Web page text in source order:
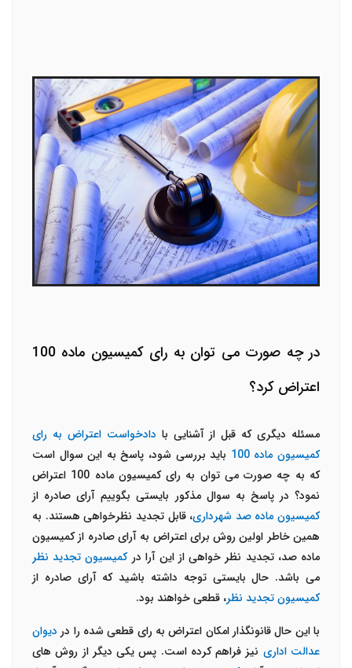
در چه صورت می توان به رای کمیسیون ماده 100
اعتراض کرد؟
مسئله دیگری که قبل از آشنایی با دادخواست اعتراض به رای
کمیسیون ماده 100
باید بررسی شود، پاسخ به این سوال است
که به چه صورت می توان به رای کمیسیون ماده 100 اعتراض
نمود؟ در پاسخ به سوال مذکور بایستی بگوییم آرای صادره از
کمیسیون ماده صد شهرداری، قابل تجدید نظرخواهی هستند. به
همین خاطر اولین روش برای اعتراض به آرای صادره از کمیسیون
ماده صد، تجدید نظر خواهی از این آرا درکمیسیون تجدید نظر
می باشد. حال بایستی توجه داشته باشید که آرای صادره از
کمیسیون تجدید نظر، قطعی خواهند بود.
با این حال قانونگذار امکان اعتراض به رای قطعی شده را در دیوان
عدالت اداری نیز فراهم کرده است. پس یکی دیگر از روش های